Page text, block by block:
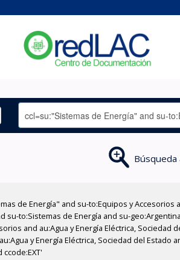
Búsqueda
de Energía" and su-to:Equipos y Accesorios
su-to:Sistemas de Energía and su-
and au:Agua y Energía Eléctrica,
y Energía Eléctrica, Sociedad del Estado